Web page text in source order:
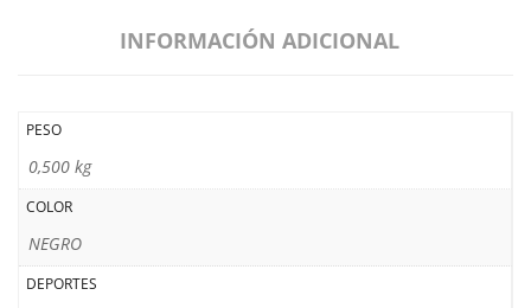
INFORMACIÓN ADICIONAL
PESO
0,500 kg
COLOR
NEGRO
DEPORTES